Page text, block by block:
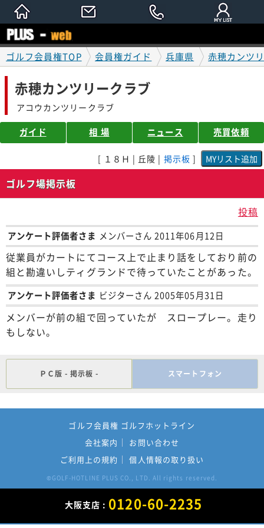
ゴルフ会員権TOP 会員権ガイド 兵庫県 赤穂カンツ
赤穂カンツリークラブ
アコウカンツリークラブ
ガイド 相 場 ニュース 売買依頼
[ １８Ｈ | 丘陵 | 掲示板 ]
ゴルフ場掲示板
投稿
アンケート評価者さま メンバーさん 2011年06月12日
従業員がカートにてコース上で止まり話をしており前の
組と勘違いしティグランドで待っていたことがあった。
アンケート評価者さま ビジターさん 2005年05月31日
メンバーが前の組で回っていたが スロープレー。走り
もしない。
ＰＣ版 - 掲示板 - スマートフォン
ゴルフ会員権 ゴルフホットライン
会社案内
お問い合わせ
ご利用上の規約
個人情報の取り扱い
© GOLF-HOTLINE PLUS CO., LTD. All rights reserved.
大阪支店 : 0120-60-2235